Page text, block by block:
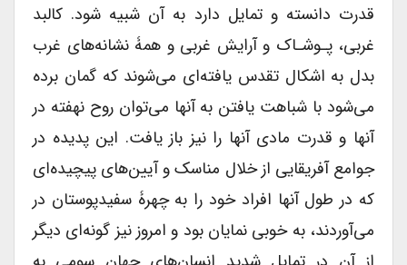
قدرت دانسته و تمایل دارد به آن شبیه شود. کالبد
غربی، پـوشـاک و آرایش غربی و همۀ نشانه‌های غرب
بدل به اشکال تقدس یافته‌ای می‌شوند که گمان برده
می‌شود با شباهت یافتن به آنها می‌توان روح نهفته در
آنها و قدرت مادی آنها را نیز باز یافت. این پدیده در
جوامع آفریقایی از خلال مناسک و آیین‌های پیچیده‌ای
که در طول آنها افراد خود را به چهرۀ سفید‌پوستان در
می‌آوردند، به خوبی نمایان بود و امروز نیز گونه‌ای دیگر